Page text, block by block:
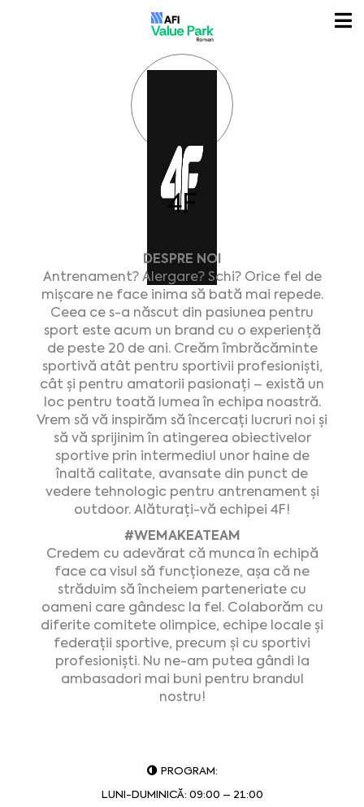
4F
DESPRE NOI
Antrenament? Alergare? Schi? Orice fel de
mișcare ne face inima să bată mai repede.
Ceea ce s-a născut din pasiunea pentru
sport este acum un brand cu o experiență
de peste 20 de ani. Creăm îmbrăcăminte
sportivă atât pentru sportivii profesioniști,
cât și pentru amatorii pasionați – există un
loc pentru toată lumea în echipa noastră.
Vrem să vă inspirăm să încercați lucruri noi și
să vă sprijinim în atingerea obiectivelor
sportive prin intermediul unor haine de
înaltă calitate, avansate din punct de
vedere tehnologic pentru antrenament și
outdoor. Alăturați-vă echipei 4F!
#WEMAKEATEAM
Credem cu adevărat că munca în echipă
face ca visul să funcționeze, așa că ne
străduim să încheiem parteneriate cu
oameni care gândesc la fel. Colaborăm cu
diferite comitete olimpice, echipe locale și
federații sportive, precum și cu sportivi
profesioniști. Nu ne-am putea gândi la
ambasadori mai buni pentru brandul
nostru!
PROGRAM:
LUNI-DUMINICĂ: 09:00 – 21:00